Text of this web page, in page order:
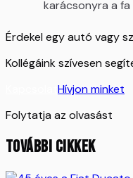
karácsonyra a
Érdekel egy autó vagy
Kollégáink szívesen
Hívjon minket
Folytatja az olvasást
TOVÁBBI CIKKEK